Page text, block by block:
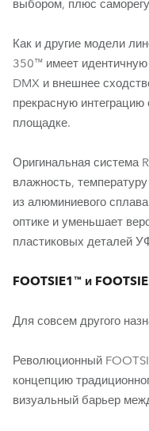
выбором, плюс
Как и другие модели
350™ имеет
DMX и внешнее
прекрасную
площадке.
Оригинальная система
влажность,
из алюминиевого
оптике и уменьшает
пластиковых деталей
FOOTSIE1™ и
Для совсем другого
Революционный
концепцию
визуальный барьер